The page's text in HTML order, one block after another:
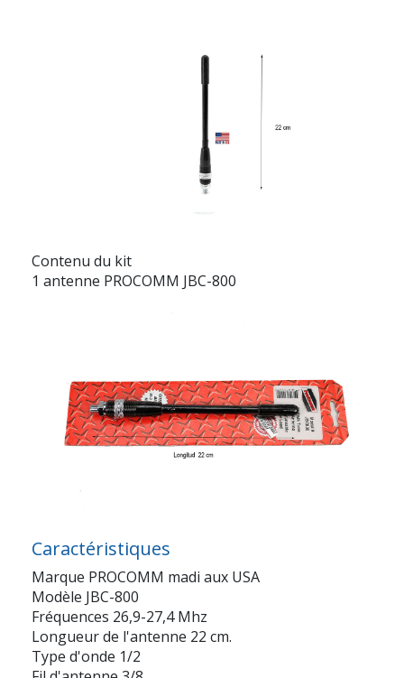
Contenu du kit
1 antenne PROCOMM JBC-800
Caractéristiques
Marque PROCOMM madi aux USA
Modèle JBC-800
Fréquences 26,9-27,4 Mhz
Longueur de l'antenne 22 cm.
Type d'onde 1/2